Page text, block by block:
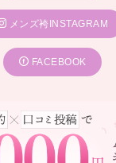
メンズ袴INSTAGRAM
FACEBOOK